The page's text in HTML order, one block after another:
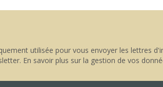
utilisée pour vous envoyer les lettres
En savoir plus sur la gestion de vos